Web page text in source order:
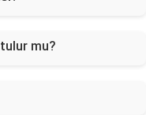
mu?